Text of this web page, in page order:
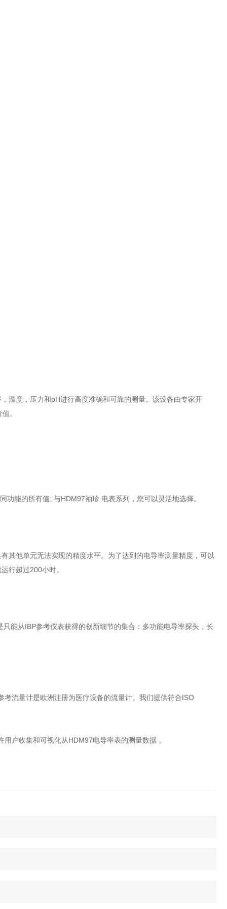
温度，压力和pH进行高度准确和可靠的测量。该设备由专家开
。
能的所有值; 与HDM97袖珍 电表系列，您可以灵活地选择。
其他单元无法实现的精度水平。为了达到的电导率测量精度，可以
行超过200小时。
能从IBP参考仪表获得的创新细节的集合：多功能电导率探头，长
流量计是欧洲注册为医疗设备的流量计。我们提供符合ISO
户收集和可视化从HDM97电导率表的测量数据 。